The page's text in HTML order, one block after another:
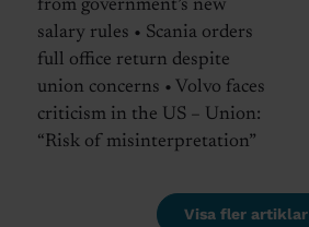
from government’s new
salary rules • Scania orders
full office return despite
union concerns • Volvo faces
criticism in the US – Union:
“Risk of misinterpretation”
Visa fler artiklar